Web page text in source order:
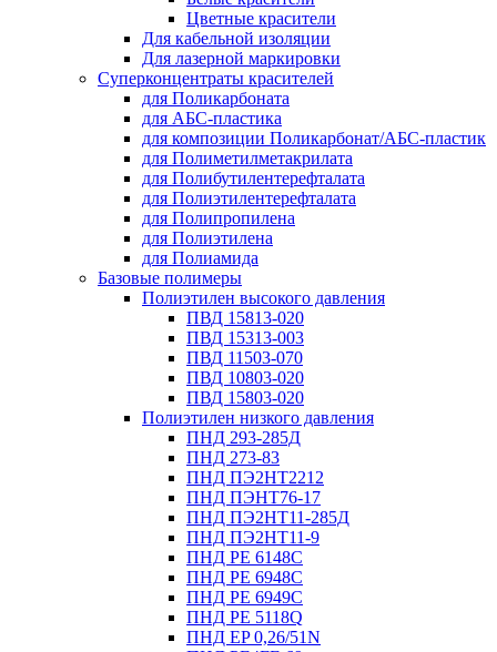
Цветные красители
Для кабельной изоляции
Для лазерной маркировки
Суперконцентраты красителей
для Поликарбоната
для АБС-пластика
для композиции Поликарбонат/АБС-пластик
для Полиметилметакрилата
для Полибутилентерефталата
для Полиэтилентерефталата
для Полипропилена
для Полиэтилена
для Полиамида
Базовые полимеры
Полиэтилен высокого давления
ПВД 15813-020
ПВД 15313-003
ПВД 11503-070
ПВД 10803-020
ПВД 15803-020
Полиэтилен низкого давления
ПНД 293-285Д
ПНД 273-83
ПНД ПЭ2НТ2212
ПНД ПЭНТ76-17
ПНД ПЭ2НТ11-285Д
ПНД ПЭ2НТ11-9
ПНД PE 6148C
ПНД PE 6948C
ПНД PE 6949C
ПНД PE 5118Q
ПНД EP 0,26/51N